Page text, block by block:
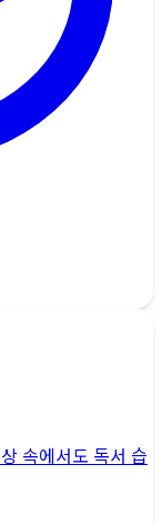
속에서도 독서 습